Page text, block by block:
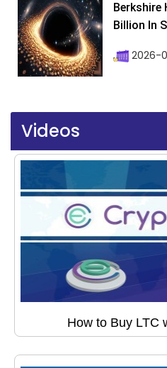
Berkshire
Billion In
2026-
Videos
How to Buy LTC